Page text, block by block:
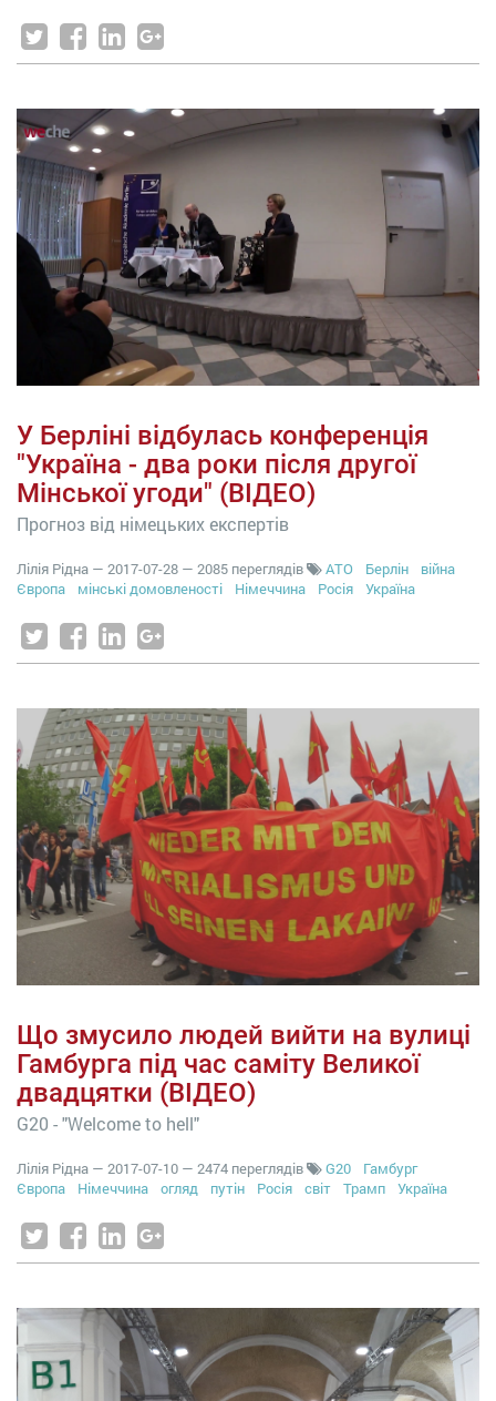
У Берліні відбулась конференція
"Україна - два роки після другої
Мінської угоди" (ВІДЕО)
Прогноз від німецьких експертів
Лілія Рідна — 2017-07-28 — 2085 переглядів АТО Берлін
війна
Європа
мінські домовленості Німеччина Росія Україна
Що змусило людей вийти на вулиці
Гамбурга під час саміту Великої
двадцятки (ВІДЕО)
G20 - "Welcome to hell"
Лілія Рідна — 2017-07-10 — 2474 переглядів G20
Гамбург
Європа
Німеччина огляд путін Росія світ Трамп Україна